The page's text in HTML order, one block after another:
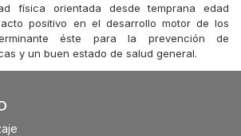
física orientada desde temprana edad
positivo en el desarrollo motor de los
éste para la prevención de
y un buen estado de salud general.